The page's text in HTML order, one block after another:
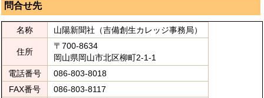
問合せ先
名称 山陽新聞社（吉備創生カレッジ事務局）
住所
〒700-8634
岡山県岡山市北区柳町2-1-1
電話番号
086-803-8018
FAX番号
086-803-8117